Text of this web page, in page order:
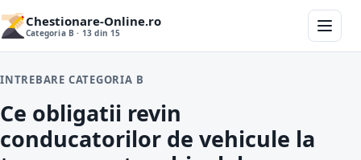
Chestionare-Online.ro
Categoria B · 13 din 15
INTREBARE CATEGORIA B
Ce obligatii revin
conducatorilor de vehicule la